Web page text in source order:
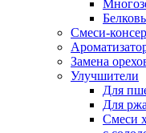
Смеси-
Замена
Улучшители
Для
Для
Смеси